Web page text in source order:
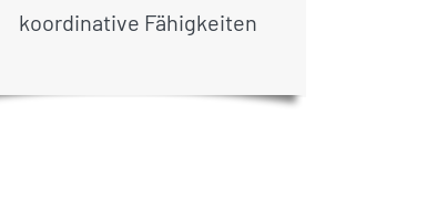
koordinative Fähigkeiten